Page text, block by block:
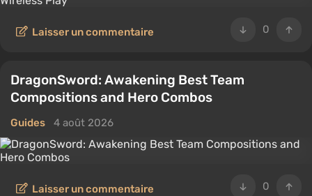
0
Laisser un commentaire
DragonSword: Awakening Best Team
Compositions and Hero Combos
Guides 4 août 2026
0
Laisser un commentaire